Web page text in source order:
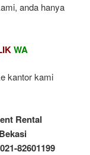
anda hanya
WA
kantor kami
Rental
82601199